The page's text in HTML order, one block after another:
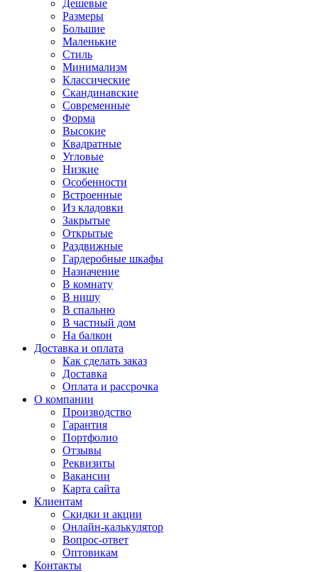
Дешевые
Размеры
Большие
Маленькие
Стиль
Минимализм
Классические
Скандинавские
Современные
Форма
Высокие
Квадратные
Угловые
Низкие
Особенности
Встроенные
Из кладовки
Закрытые
Открытые
Раздвижные
Гардеробные шкафы
Назначение
В комнату
В нишу
В спальню
В частный дом
На балкон
Доставка и оплата
Как сделать заказ
Доставка
Оплата и рассрочка
О компании
Производство
Гарантия
Портфолио
Отзывы
Реквизиты
Вакансии
Карта сайта
Клиентам
Скидки и акции
Онлайн-калькулятор
Вопрос-ответ
Оптовикам
Контакты